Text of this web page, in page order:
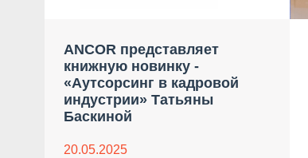
ANCOR представляет
книжную новинку -
«Аутсорсинг в кадровой
индустрии» Татьяны
Баскиной
20.05.2025